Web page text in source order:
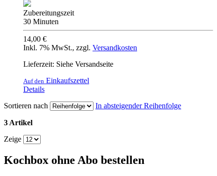
Zubereitungszeit
30 Minuten
14,00 €
Inkl. 7% MwSt., zzgl. Versandkosten
Lieferzeit: Siehe Versandseite
Auf den Einkaufszettel
Details
Sortieren nach
In absteigender Reihenfolge
3 Artikel
Zeige
Kochbox ohne Abo bestellen